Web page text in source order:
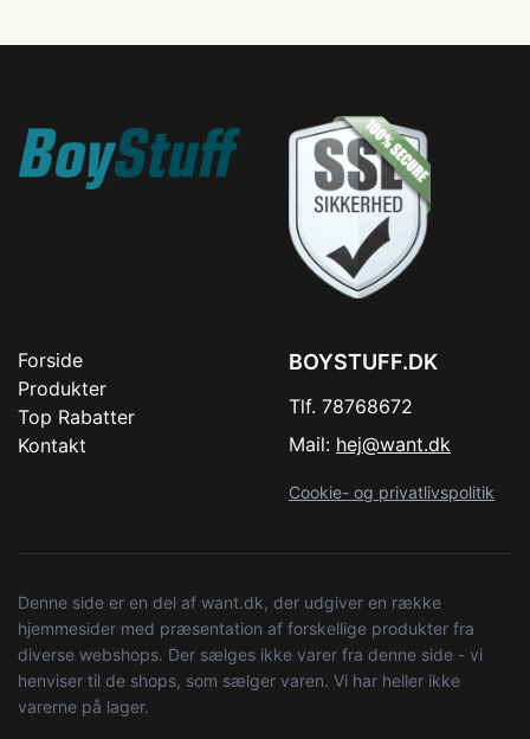
Forside
Produkter
Top Rabatter
Kontakt
BOYSTUFF.DK
Tlf. 78768672
Mail: hej@want.dk
Cookie- og privatlivspolitik
Denne side er en del af want.dk, der udgiver en række
hjemmesider med præsentation af forskellige produkter fra
diverse webshops. Der sælges ikke varer fra denne side - vi
henviser til de shops, som sælger varen. Vi har heller ikke
varerne på lager.